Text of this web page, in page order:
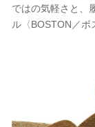
ではの気軽さと、
ル〈BOSTON／ボ